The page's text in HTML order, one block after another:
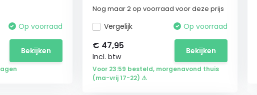
Op voorraad
Bekijken
Nog maar 2 op voorraad voor deze prijs
Vergelijk Op voorraad
€ 47,95
Incl. btw
Bekijken
Voor 23:59 besteld, morgenavond thuis
(ma-vrij 17-22) ⚠